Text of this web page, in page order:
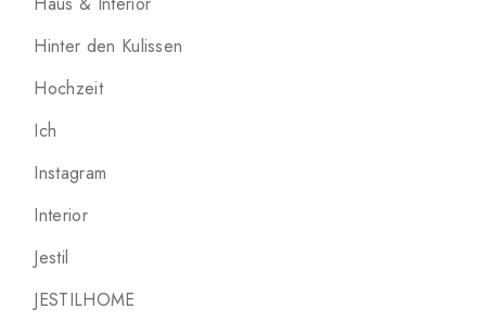
Hinter den Kulissen
Hochzeit
Ich
Instagram
Interior
Jestil
JESTILHOME